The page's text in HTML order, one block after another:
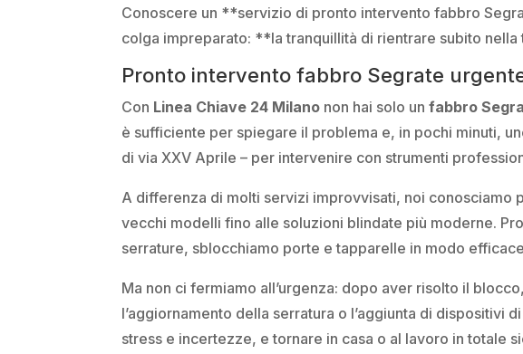
Conoscere un **servizio di pronto intervento fabbro
colga impreparato: **la tranquillità di rientrare subito
Pronto intervento fabbro Segrate
Con Linea Chiave 24 Milano non hai solo unfabbro
è sufficiente per spiegare il problema e, in pochi minuti,
di via XXV Aprile – per intervenire con strumenti
A differenza di molti servizi improvvisati, noi
vecchi modelli fino alle soluzioni blindate più moderne.
serrature, sblocchiamo porte e tapparelle in modo
Ma non ci fermiamo all’urgenza: dopo aver risolto il
l’aggiornamento della serratura o l’aggiunta di
stress e incertezze, e tornare in casa o al lavoro in totale